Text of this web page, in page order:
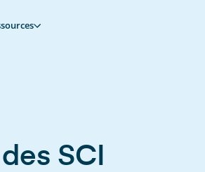
SCI